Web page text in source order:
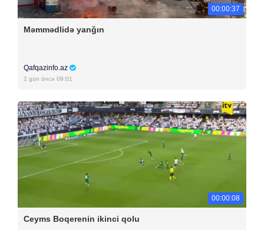
00:00:37
Məmmədlidə yanğın
Qafqazinfo.az
2 gün öncə 09:01
00:00:08
Ceyms Boqerenin ikinci qolu